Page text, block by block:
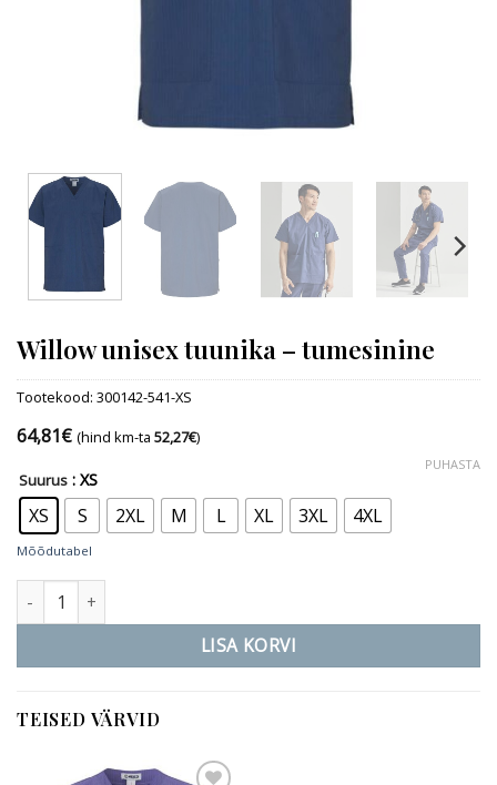
Willow unisex tuunika – tumesinine
Tootekood: 300142-541-XS
64,81€ (hind km-ta 52,27€)
Suurus : XS
XS S 2XL M L XL 3XL 4XL
PUHASTA
Mõõdutabel
Willow unisex tuunika - tumesinine kogus
LISA KORVI
TEISED VÄRVID